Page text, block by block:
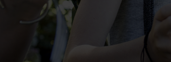
Rencontre 2024,